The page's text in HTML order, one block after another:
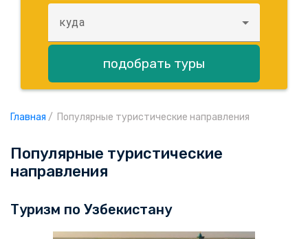
куда
подобрать туры
Главная / Популярные туристические направления
Популярные туристические
направления
Туризм по Узбекистану